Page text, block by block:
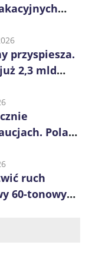
przyspiesza.
2,3 mld
Polacy
ruch
60-tonowych